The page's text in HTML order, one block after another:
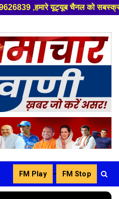
को सबस्क्राइब करें, साथ मे हमारे
FM Play - FM Stop